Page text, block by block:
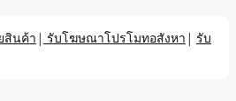
สินค้า | รับโฆษณาโปรโมทอสังหา | รับ